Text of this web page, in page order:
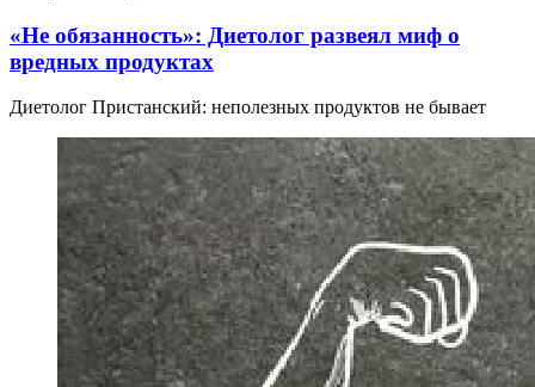
«Не обязанность»: Диетолог развеял миф о
вредных продуктах
Диетолог Пристанский: неполезных продуктов не бывает